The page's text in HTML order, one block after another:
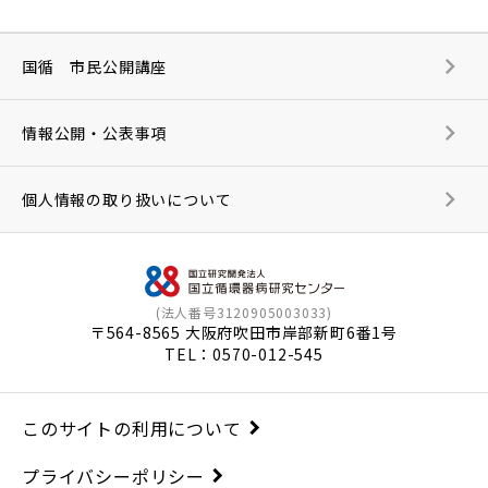
(法人番号3120905003033)
〒564-8565 大阪府吹田市岸部新町6番1号
TEL：0570-012-545
国循 市民公開講座
情報公開・公表事項
個人情報の取り扱いについて
このサイトの利用について
プライバシーポリシー